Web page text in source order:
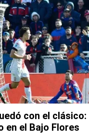
con el
en el Bajo Flores